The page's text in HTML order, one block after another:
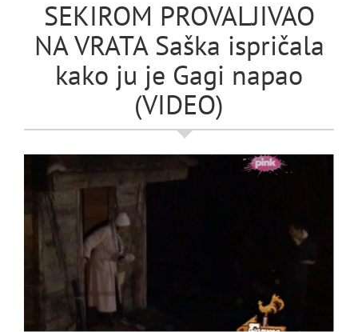
SEKIROM PROVALJIVAO
NA VRATA Saška ispričala
kako ju je Gagi napao
(VIDEO)